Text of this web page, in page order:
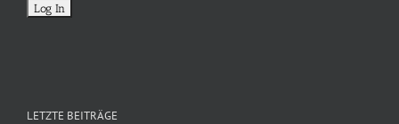
LETZTE BEITRÄGE